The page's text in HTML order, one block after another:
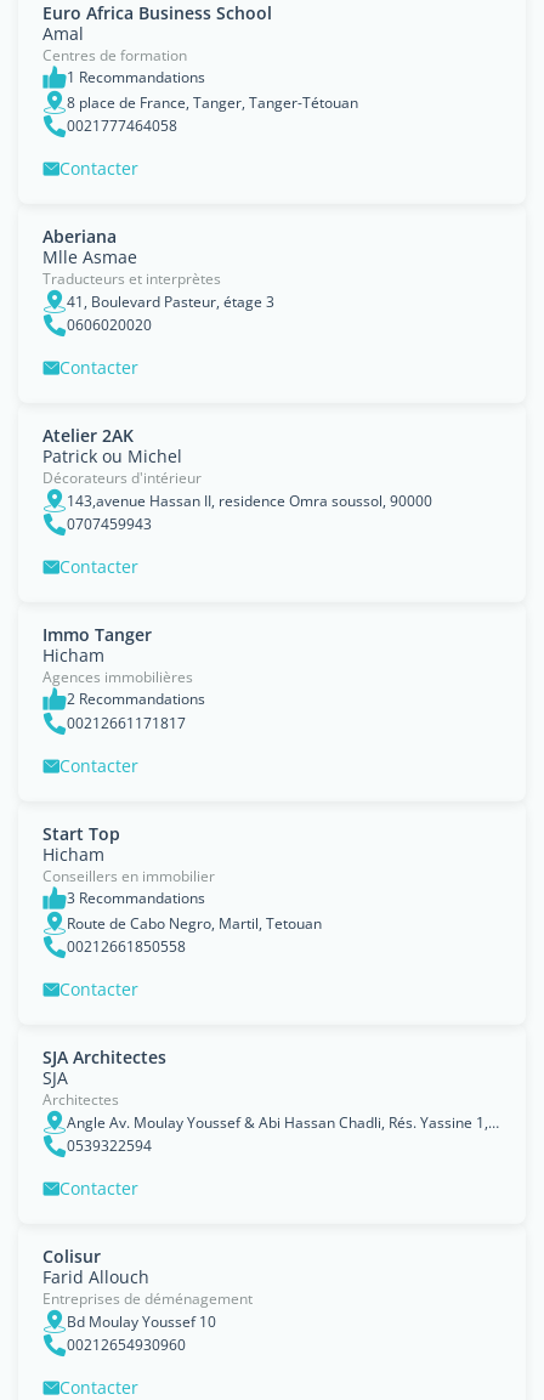
Euro Africa Business School
Amal
Centres de formation
1 Recommandations
8 place de France, Tanger, Tanger-Tétouan
0021777464058
Contacter
Aberiana
Mlle Asmae
Traducteurs et interprètes
41, Boulevard Pasteur, étage 3
0606020020
Contacter
Atelier 2AK
Patrick ou Michel
Décorateurs d'intérieur
143,avenue Hassan II, residence Omra soussol, 90000
0707459943
Contacter
Immo Tanger
Hicham
Agences immobilières
2 Recommandations
00212661171817
Contacter
Start Top
Hicham
Conseillers en immobilier
3 Recommandations
Route de Cabo Negro, Martil, Tetouan
00212661850558
Contacter
SJA Architectes
SJA
Architectes
Angle Av. Moulay Youssef & Abi Hassan Chadli, Rés. Yassine 1, 3eme étage, N25
0539322594
Contacter
Colisur
Farid Allouch
Entreprises de déménagement
Bd Moulay Youssef 10
00212654930960
Contacter